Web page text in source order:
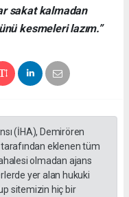
sakat kalmadan
kesmeleri lazım.”
(İHA), Demirören
eklenen tüm
olmadan ajans
yer alan hukuki
sitemizin hiç bir